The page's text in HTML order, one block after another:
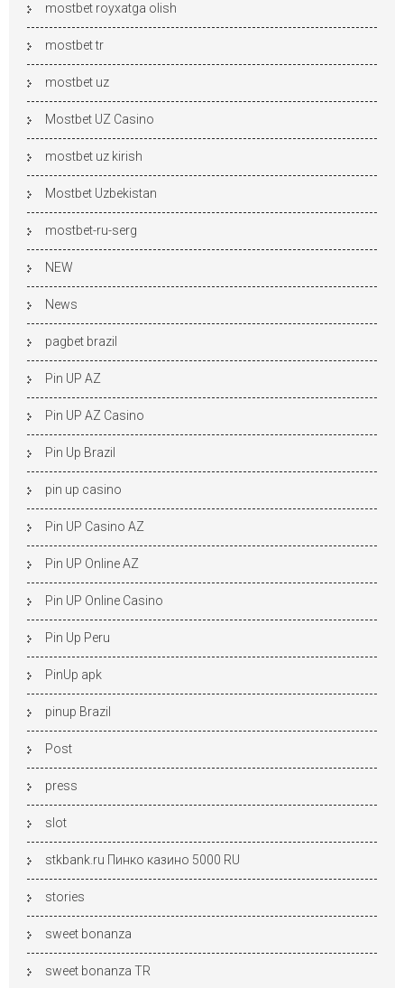
mostbet royxatga olish
mostbet tr
mostbet uz
Mostbet UZ Casino
mostbet uz kirish
Mostbet Uzbekistan
mostbet-ru-serg
NEW
News
pagbet brazil
Pin UP AZ
Pin UP AZ Casino
Pin Up Brazil
pin up casino
Pin UP Casino AZ
Pin UP Online AZ
Pin UP Online Casino
Pin Up Peru
PinUp apk
pinup Brazil
Post
press
slot
stkbank.ru Пинко казино 5000 RU
stories
sweet bonanza
sweet bonanza TR